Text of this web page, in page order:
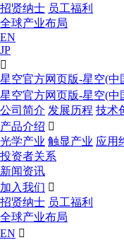
招贤纳士 员工福利
全球产业布局
EN
JP

星空官方网页版-星空(中
星空官方网页版-星空(中
公司简介 发展历程 技术
产品介绍 
光学产业 触显产业 应用
投资者关系
新闻资讯
加入我们 
招贤纳士 员工福利
全球产业布局
EN 